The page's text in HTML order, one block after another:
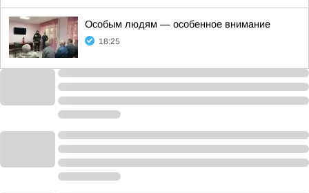
Особым людям — особенное внимание
18:25